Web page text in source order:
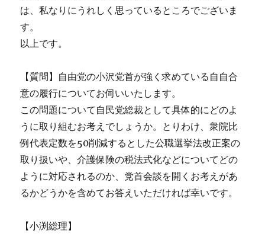
は、私なりにうれしく思っているところでございま
す。
以上です。
【質問】自由党の小沢党首が強く求めている自自合
意の履行についてお伺いいたします。
この問題について自民党総裁として具体的にどのよ
うに取り組むお考えでしょうか。とりわけ、衆院比
例代表定数を50削減するとした公職選挙法改正案の
取り扱いや、介護保険の税法式化などについてどの
ように対応されるのか、党首会談を開くお考えがあ
るかどうかを含めてお答えいただければ幸いです。
【小渕総理】